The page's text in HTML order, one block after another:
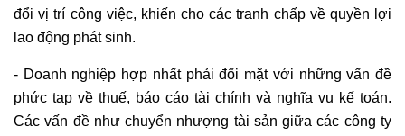
đổi vị trí công việc, khiến cho các tranh chấp về quyền lợi
lao động phát sinh.
- Doanh nghiệp hợp nhất phải đối mặt với những vấn đề
phức tạp về thuế, báo cáo tài chính và nghĩa vụ kế toán.
Các vấn đề như chuyển nhượng tài sản giữa các công ty